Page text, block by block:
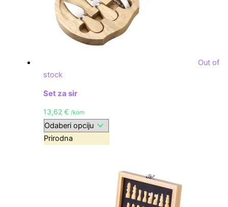
Out of
stock
Set za sir
13,62€ /kom
Prirodna